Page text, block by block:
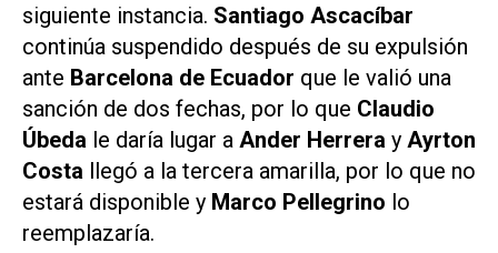
siguiente instancia. Santiago Ascacíbar
continúa suspendido después de su expulsión
ante Barcelona de Ecuador que le valió una
sanción de dos fechas, por lo que Claudio
Úbeda le daría lugar a Ander Herrera y Ayrton
Costa llegó a la tercera amarilla, por lo que no
estará disponible y Marco Pellegrino lo
reemplazaría.